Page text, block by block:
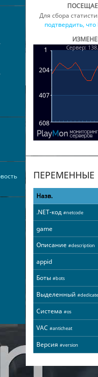
Для сбора
подтвердить,
ПЕРЕМЕННЫЕ
Назв.
.NET-код #netcode
game
Описание #description
appid
Боты #bots
Выделенный
Система #os
VAC #anticheat
Версия #version